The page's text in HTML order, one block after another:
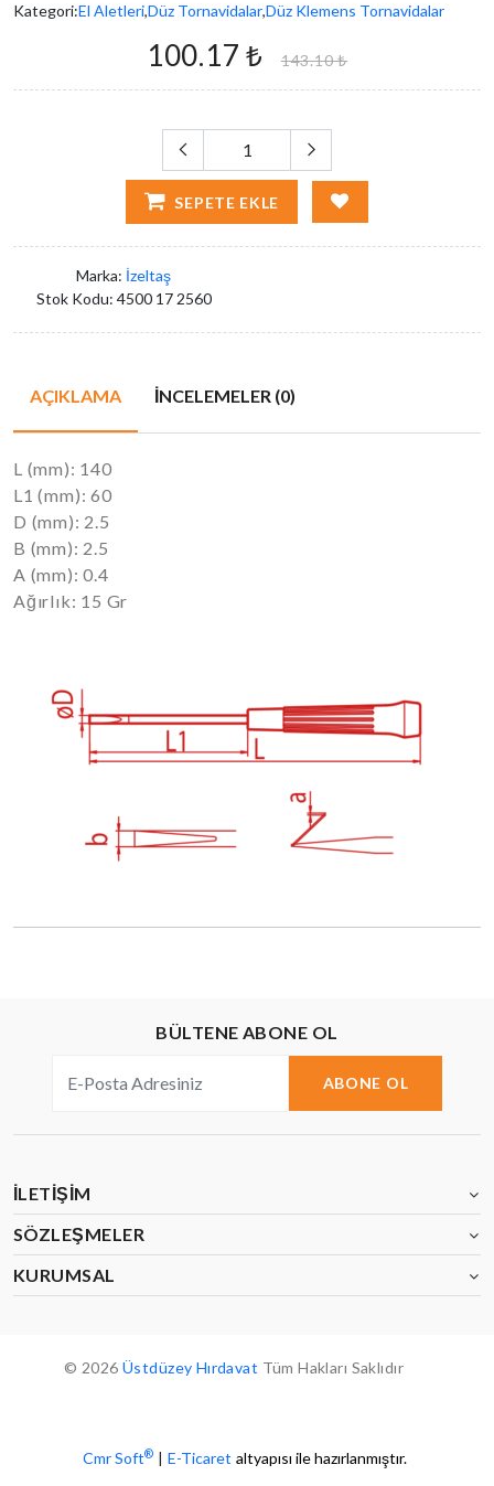
Kategori:El Aletleri,Düz Tornavidalar,Düz Klemens Tornavidalar
100.17 ₺ 143.10 ₺
SEPETE EKLE
Marka: İzeltaş
Stok Kodu: 4500 17 2560
AÇIKLAMA İNCELEMELER (0)
L (mm): 140
L1 (mm): 60
D (mm): 2.5
B (mm): 2.5
A (mm): 0.4
Ağırlık: 15 Gr
BÜLTENE ABONE OL
ABONE OL
İLETIŞIM
SÖZLEŞMELER
KURUMSAL
© 2026 Üstdüzey Hırdavat Tüm Hakları Saklıdır
Cmr Soft® | E-Ticaret altyapısı ile hazırlanmıştır.